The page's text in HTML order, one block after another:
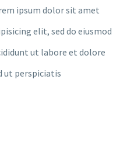
ipsum dolor sit amet
elit, sed do eiusmod
ut labore et dolore
ut perspiciatis